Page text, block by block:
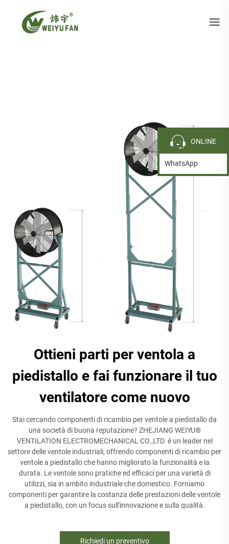
Ottieni parti per ventola a
piedistallo e fai funzionare il tuo
ventilatore come nuovo
Stai cercando componenti di ricambio per ventole a piedistallo da
una società di buona reputazione? ZHEJIANG WEIYU®
VENTILATION ELECTROMECHANICAL CO.,LTD. è un leader nel
settore delle ventole industriali, offrendo componenti di ricambio per
ventole a piedistallo che hanno migliorato la funzionalità e la
durata. Le ventole sono pratiche ed efficaci per una varietà di
utilizzi, sia in ambito industriale che domestico. Forniamo
componenti per garantire la costanza delle prestazioni delle ventole
a piedistallo, con un focus sull'innovazione e sulla qualità.
Richiedi un preventivo
ONLINE
WhatsApp